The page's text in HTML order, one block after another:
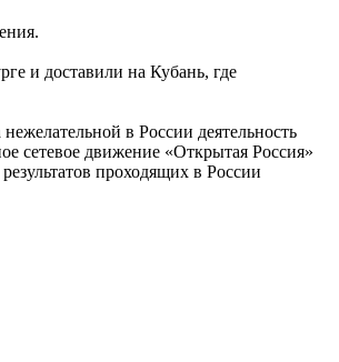
и доставили на Кубань, где
в России деятельность
сетевое движение «Открытая Россия»
проходящих в России